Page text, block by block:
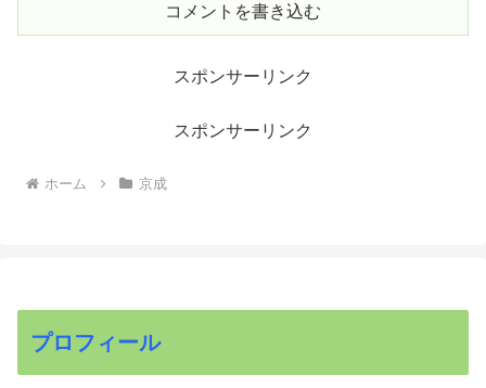
コメントを書き込む
スポンサーリンク
スポンサーリンク
ホーム 京成
プロフィール